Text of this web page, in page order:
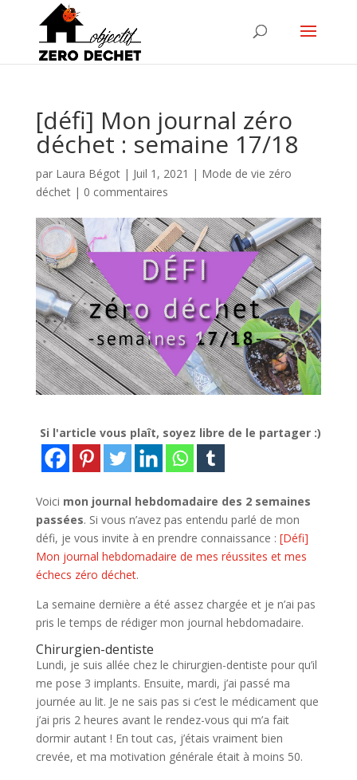
[défi] Mon journal zéro
déchet : semaine 17/18
par Laura Bégot| Juil 1, 2021 | Mode de vie zéro
déchet| 0 commentaires
Si l'article vous plaît, soyez libre de le partager :)
Voici mon journal hebdomadaire des 2 semaines
passées. Si vous n’avez pas entendu parlé de mon
défi, je vous invite à en prendre connaissance : [Défi]
Mon journal hebdomadaire de mes réussites et mes
échecs zéro déchet.
La semaine dernière a été assez chargée et je n’ai pas
pris le temps de rédiger mon journal hebdomadaire.
Chirurgien-dentiste
Lundi, je suis allée chez le chirurgien-dentiste pour qu’il
me pose 3 implants. Ensuite, mardi, j’ai passé ma
journée au lit. Je ne sais pas si c’est le médicament que
j’ai pris 2 heures avant le rendez-vous qui m’a fait
dormir autant ! En tout cas, j’étais vraiment bien
crevée, et ma motivation générale était à moins 50.